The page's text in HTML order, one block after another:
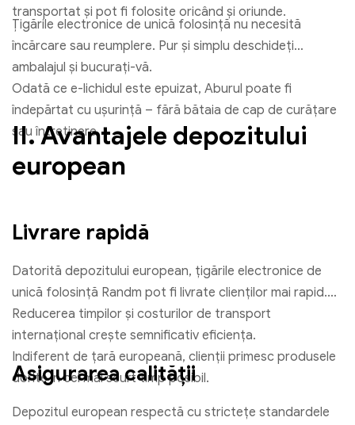
transportat și pot fi folosite oricând și oriunde.
Țigările electronice de unică folosință nu necesită
încărcare sau reumplere. Pur și simplu deschideți
ambalajul și bucurați-vă.
Odată ce e-lichidul este epuizat, Aburul poate fi
îndepărtat cu ușurință – fără bătaia de cap de curățare
sau întreținere.
II. Avantajele depozitului
european
Livrare rapidă
Datorită depozitului european, țigările electronice de
unică folosință Randm pot fi livrate clienților mai rapid.
Reducerea timpilor și costurilor de transport
internațional crește semnificativ eficiența.
Indiferent de țară europeană, clienții primesc produsele
dorite în cel mai scurt timp posibil.
Asigurarea calității
Depozitul european respectă cu strictețe standardele